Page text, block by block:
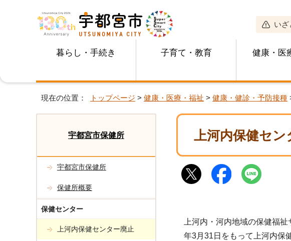
いざ
暮らし・手続き 子育て・教育 健康・医
現在の位置： トップページ > 健康・医療・福祉 > 健康・健診・予防接種
上河内保健セン
上河内・河内地域の保健福
年3月31日をもって上河内保
宇都宮市保健所
宇都宮市保健所
保健所概要
保健センター
上河内保健センター廃止